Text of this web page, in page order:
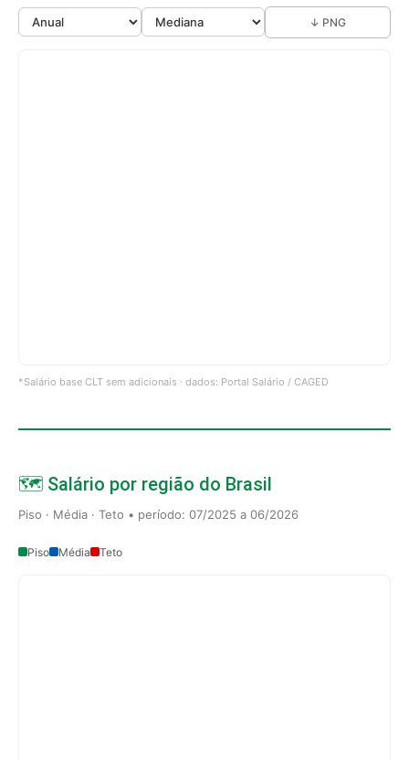
↓ PNG
*Salário base CLT sem adicionais · dados: Portal Salário / CAGED
🗺️ Salário por região do Brasil
Piso · Média · Teto • período: 07/2025 a 06/2026
Piso Média Teto